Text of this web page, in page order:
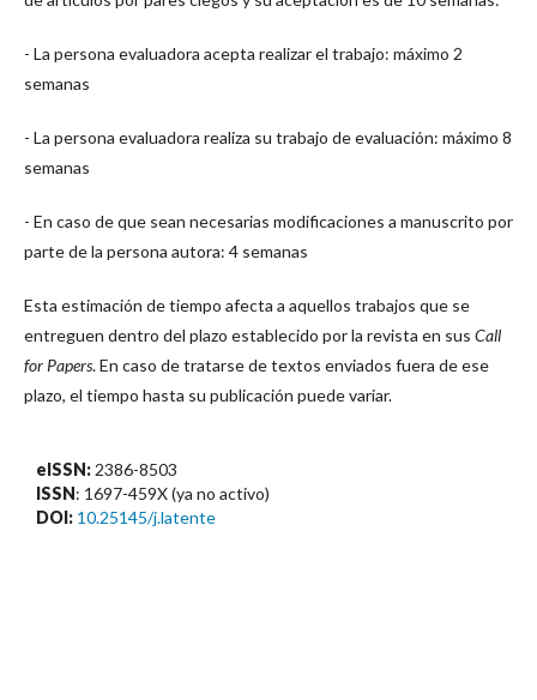
- La persona evaluadora acepta realizar el trabajo: máximo 2
semanas
- La persona evaluadora realiza su trabajo de evaluación: máximo 8
semanas
- En caso de que sean necesarias modificaciones a manuscrito por
parte de la persona autora: 4 semanas
Esta estimación de tiempo afecta a aquellos trabajos que se
entreguen dentro del plazo establecido por la revista en sus Call
for Papers. En caso de tratarse de textos enviados fuera de ese
plazo, el tiempo hasta su publicación puede variar.
eISSN: 2386-8503
ISSN: 1697-459X (ya no activo)
DOI: 10.25145/j.latente